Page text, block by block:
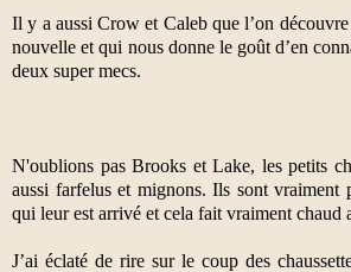
Il y a aussi Crow et Caleb que l’on
nouvelle et qui nous donne le goût d’en
deux super mecs.
N'oublions pas Brooks et Lake, les petits
aussi farfelus et mignons. Ils sont vraiment
qui leur est arrivé et cela fait vraiment chaud
J’ai éclaté de rire sur le coup des